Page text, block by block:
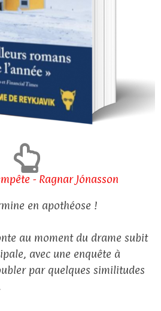
- Ragnar Jónasson
en apothéose !
au moment du drame subit
avec une enquête à
par quelques similitudes